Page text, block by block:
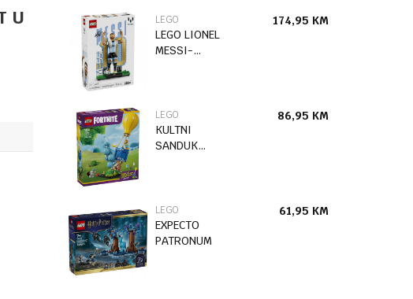
U
154,95 LEGO
LEGO LIONEL
MESSI-
174,95 KM
LEGO
KULTNI
SANDUK
86,95 KM
LEGO
EXPECTO
PATRONUM
61,95 KM